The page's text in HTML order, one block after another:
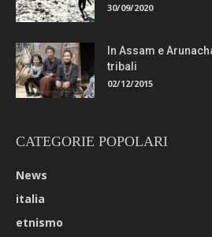
30/09/2020
In Assam e
tribali
02/12/2015
CATEGORIE POPOLARI
News
italia
etnismo